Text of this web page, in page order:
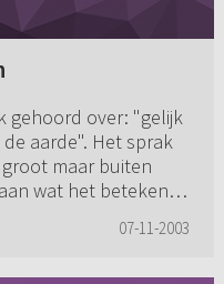
gehoord over: "gelijk
aarde". Het sprak
maar buiten
wat het betekent
07-11-2003